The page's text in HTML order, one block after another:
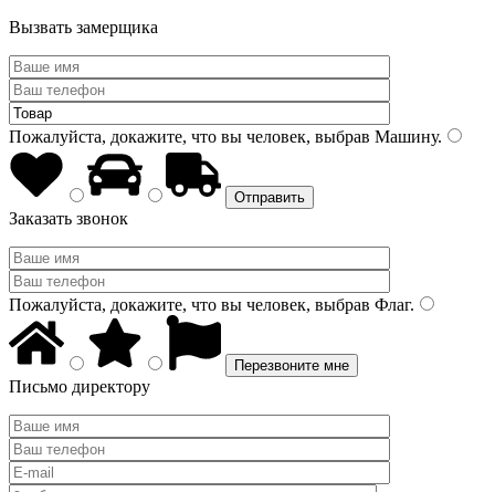
Вызвать замерщика
Пожалуйста, докажите, что вы человек, выбрав Машину.
Заказать звонок
Пожалуйста, докажите, что вы человек, выбрав Флаг.
Письмо директору